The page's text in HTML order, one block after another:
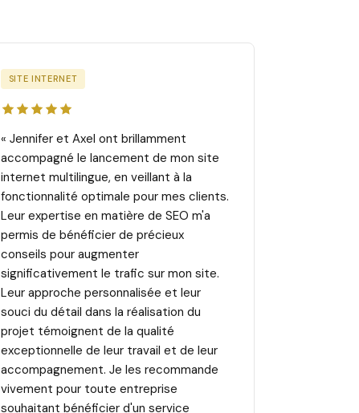
SITE INTERNET
« Jennifer et Axel ont brillamment
accompagné le lancement de mon site
internet multilingue, en veillant à la
fonctionnalité optimale pour mes clients.
Leur expertise en matière de SEO m'a
permis de bénéficier de précieux
conseils pour augmenter
significativement le trafic sur mon site.
Leur approche personnalisée et leur
souci du détail dans la réalisation du
projet témoignent de la qualité
exceptionnelle de leur travail et de leur
accompagnement. Je les recommande
vivement pour toute entreprise
souhaitant bénéficier d'un service